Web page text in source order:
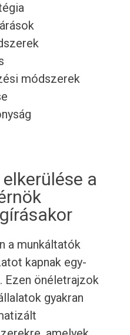
módszerek
a
a munkáltatók
kapnak egy-
Ezen önéletrajzok
gyakran